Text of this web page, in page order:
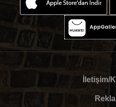
İletişim/